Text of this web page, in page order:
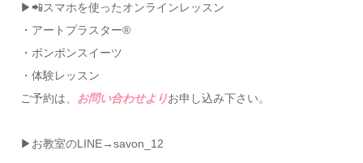
▶📲スマホを使ったオンラインレッスン
・アートプラスター®
・ボンボンスイーツ
・体験レッスン
ご予約は、 お問い合わせよりお申し込み下さい。
▶お教室のLINE→savon_12